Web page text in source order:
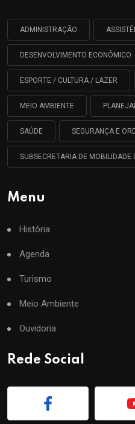
ADMINISTRAÇÃO
DESENVOLVIMENTO ECONÔMICO
ESPORTE / CULTURA / LAZER
MEIO AMBIENTE
SAÚDE SEGURANÇA E
SUBSECRETARIA DE MOBILIDADE
Menu
História
Agenda
Turismo
Meio Ambiente
Ouvidoria
Rede Social